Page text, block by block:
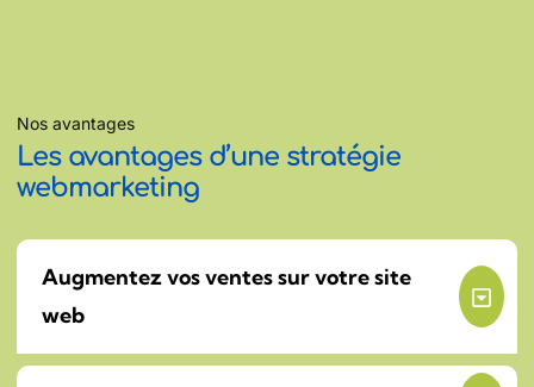
Nos avantages
Les avantages d’une stratégie
webmarketing
Augmentez vos ventes sur votre site
web